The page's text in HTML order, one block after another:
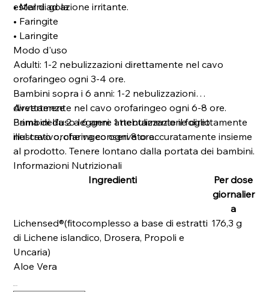
esterni ad azione irritante.
• Mal di gola
• Faringite
• Laringite
Modo d'uso
Adulti: 1-2 nebulizzazioni direttamente nel cavo
orofaringeo ogni 3-4 ore.
Bambini sopra i 6 anni: 1-2 nebulizzazioni
direttamente nel cavo orofaringeo ogni 6-8 ore.
Bambini da 2 a 6 anni: 1 nebulizzazione direttamente
nel cavo orofaringeo ogni 8 ore.
Avvertenze
Prima dell’uso leggere attentamente il foglio
illustrativo, che va conservato accuratamente insieme
al prodotto. Tenere lontano dalla portata dei bambini.
Informazioni Nutrizionali
Ingredienti
Per dose
giornalier
a
Lichensed®(fitocomplesso a base di estratti
di Lichene islandico, Drosera, Propoli e
Uncaria)
176,3 g
Aloe Vera